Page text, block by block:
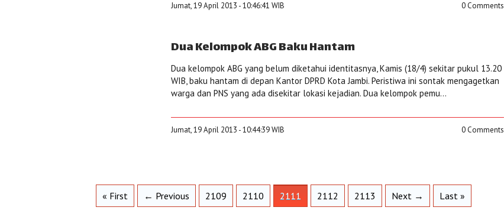
Jumat, 19 April 2013 - 10:46:41 WIB 0 Comments
Dua Kelompok ABG Baku Hantam
Dua kelompok ABG yang belum diketahui identitasnya, Kamis (18/4) sekitar pukul 13.20
WIB, baku hantam di depan Kantor DPRD Kota Jambi. Peristiwa ini sontak mengagetkan
warga dan PNS yang ada disekitar lokasi kejadian. Dua kelompok pemu...
Jumat, 19 April 2013 - 10:44:39 WIB 0 Comments
« First ← Previous 2109 2110 2111 2112 2113 Next → Last »